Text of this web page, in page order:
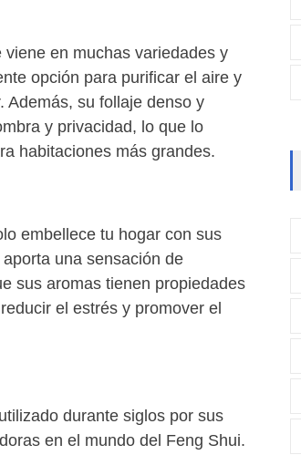
en muchas variedades y
opción para purificar el aire y
Además, su follaje denso y
y privacidad, lo que lo
habitaciones más grandes.
embellece tu hogar con sus
una sensación de
sus aromas tienen propiedades
el estrés y promover el
durante siglos por sus
en el mundo del Feng Shui.